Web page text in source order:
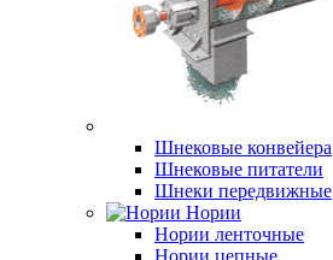
Шнековые конвейера
Шнековые питатели
Шнеки передвижные
Нории
Нории ленточные
Нории цепные